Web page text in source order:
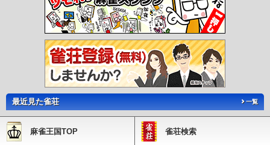
最近見た雀荘 一覧
麻雀王国TOP 雀荘検索